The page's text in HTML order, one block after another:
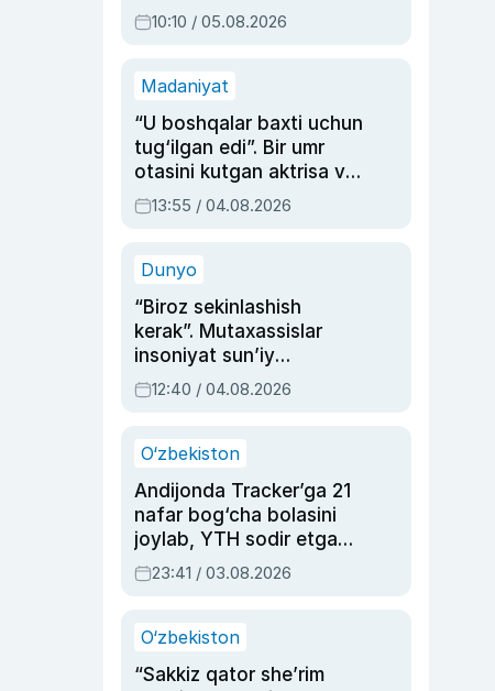
hukmi o‘qildi
10:10 / 05.08.2026
Madaniyat
“U boshqalar baxti uchun
tug‘ilgan edi”. Bir umr
otasini kutgan aktrisa va
dublyaj ustasi Rimma
Ahmedovaning
13:55 / 04.08.2026
Dunyo
“Biroz sekinlashish
kerak”. Mutaxassislar
insoniyat sun’iy
intellektni boshqara
olmay qolishidan xavotir
12:40 / 04.08.2026
O‘zbekiston
Andijonda Tracker’ga 21
nafar bog‘cha bolasini
joylab, YTH sodir etgan
ayolga sud hukmi o‘qildi
23:41 / 03.08.2026
O‘zbekiston
“Sakkiz qator she’rim